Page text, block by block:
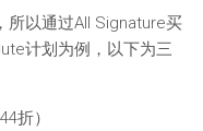
所以通过All Signature买
计划为例，以下为三
折）